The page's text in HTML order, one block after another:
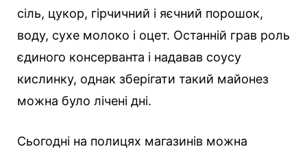
сіль, цукор, гірчичний і яєчний порошок,
воду, сухе молоко і оцет. Останній грав роль
єдиного консерванта і надавав соусу
кислинку, однак зберігати такий майонез
можна було лічені дні.
Сьогодні на полицях магазинів можна